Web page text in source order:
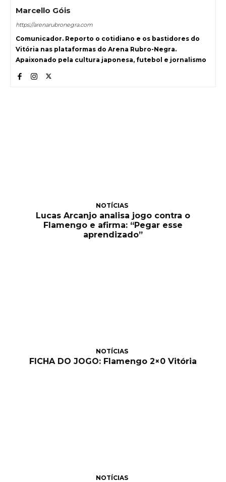
Marcello Góis
https://arenarubronegra.com
Comunicador. Reporto o cotidiano e os bastidores do
Vitória nas plataformas do Arena Rubro-Negra.
Apaixonado pela cultura japonesa, futebol e jornalismo
NOTÍCIAS
Lucas Arcanjo analisa jogo contra o
Flamengo e afirma: “Pegar esse
aprendizado”
NOTÍCIAS
FICHA DO JOGO: Flamengo 2×0 Vitória
NOTÍCIAS